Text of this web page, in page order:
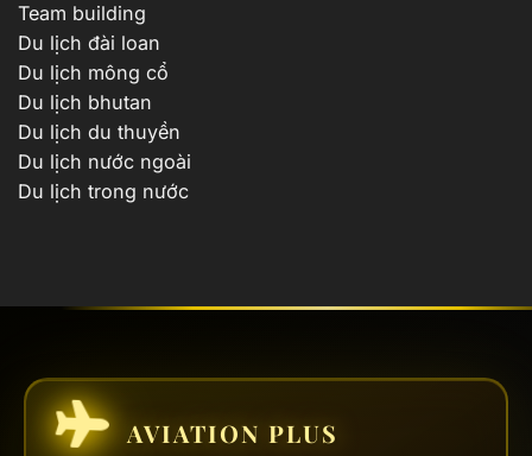
Team building
Du lịch đài loan
Du lịch mông cổ
Du lịch bhutan
Du lịch du thuyền
Du lịch nước ngoài
Du lịch trong nước
AVIATION PLUS